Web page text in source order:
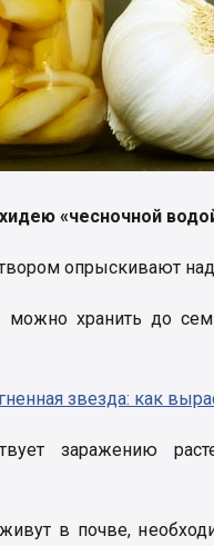
«чесночной
опрыскивают
можно хранить до
звезда: как
заражению
в почве,